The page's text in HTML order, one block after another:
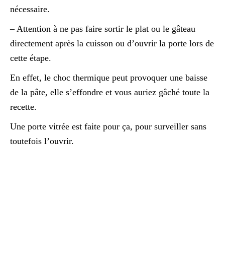
nécessaire.
– Attention à ne pas faire sortir le plat ou le gâteau
directement après la cuisson ou d’ouvrir la porte lors de
cette étape.
En effet, le choc thermique peut provoquer une baisse
de la pâte, elle s’effondre et vous auriez gâché toute la
recette.
Une porte vitrée est faite pour ça, pour surveiller sans
toutefois l’ouvrir.